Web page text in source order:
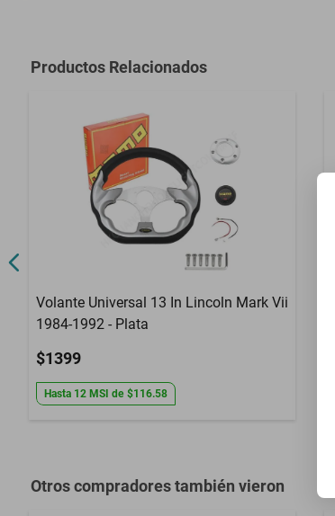
Modelo
Productos Relacionados
Volante Universal 13 In Lincoln Mark Vii
1984-1992 - Plata
$1399
Hasta 12 MSI de $116.58
Otros compradores también vieron